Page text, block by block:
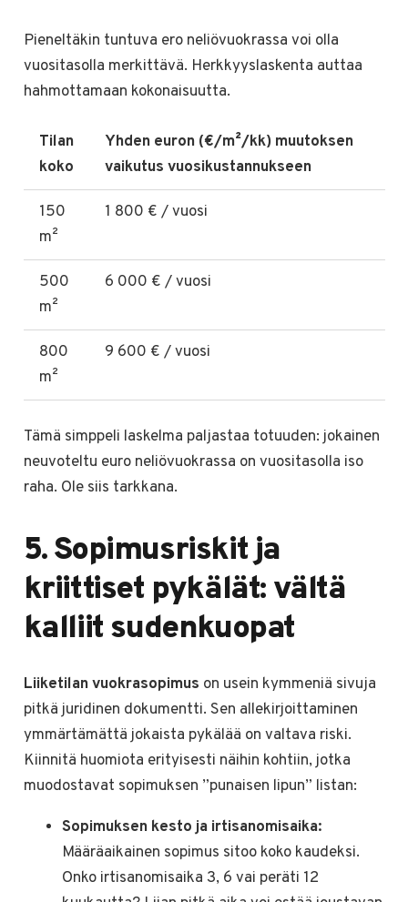
Pieneltäkin tuntuva ero neliövuokrassa voi olla
vuositasolla merkittävä. Herkkyyslaskenta auttaa
hahmottamaan kokonaisuutta.
Tilan
koko
Yhden euron (€/m²/kk) muutoksen
vaikutus vuosikustannukseen
150
m²
1 800 € / vuosi
500
m²
6 000 € / vuosi
800
m²
9 600 € / vuosi
Tämä simppeli laskelma paljastaa totuuden: jokainen
neuvoteltu euro neliövuokrassa on vuositasolla iso
raha. Ole siis tarkkana.
5. Sopimusriskit ja
kriittiset pykälät: vältä
kalliit sudenkuopat
Liiketilan vuokrasopimus on usein kymmeniä sivuja
pitkä juridinen dokumentti. Sen allekirjoittaminen
ymmärtämättä jokaista pykälää on valtava riski.
Kiinnitä huomiota erityisesti näihin kohtiin, jotka
muodostavat sopimuksen ”punaisen lipun” listan:
Sopimuksen kesto ja irtisanomisaika:
Määräaikainen sopimus sitoo koko kaudeksi.
Onko irtisanomisaika 3, 6 vai peräti 12